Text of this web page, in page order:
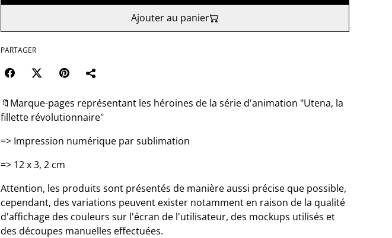
Ajouter au panier
PARTAGER
🔖Marque-pages représentant les héroines de la série d'animation "Utena, la
fillette révolutionnaire"
=> Impression numérique par sublimation
=> 12 x 3, 2 cm
Attention, les produits sont présentés de manière aussi précise que possible,
cependant, des variations peuvent exister notamment en raison de la qualité
d'affichage des couleurs sur l'écran de l'utilisateur, des mockups utilisés et
des découpes manuelles effectuées.